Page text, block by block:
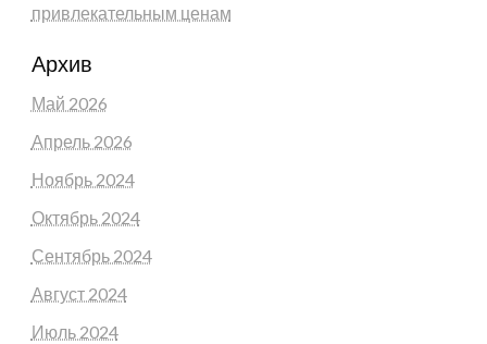
привлекательным ценам
Архив
Май 2026
Апрель 2026
Ноябрь 2024
Октябрь 2024
Сентябрь 2024
Август 2024
Июль 2024